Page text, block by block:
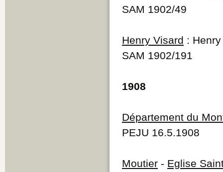
SAM 1902/49
Henry Visard :
SAM 1902/191
1908
Département du
PEJU 16.5.1908
Moutier - Eglise